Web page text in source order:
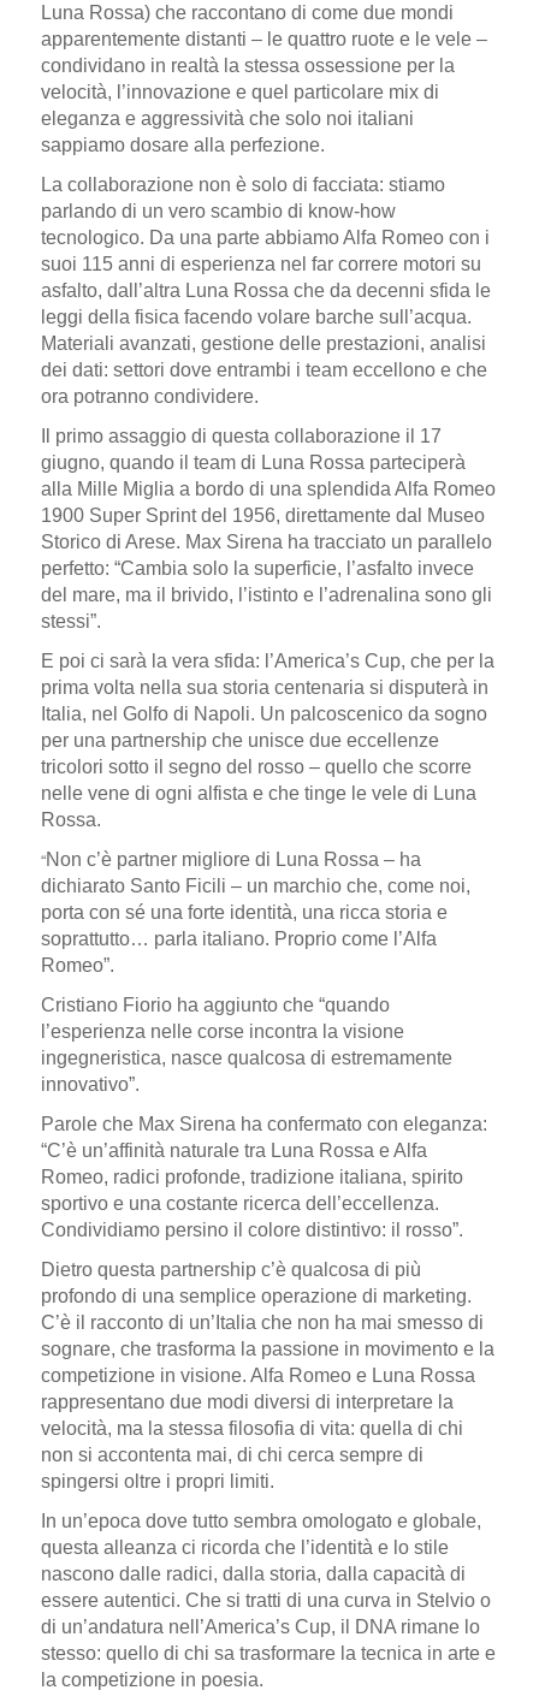
Luna Rossa) che raccontano di come due mondi
apparentemente distanti – le quattro ruote e le vele –
condividano in realtà la stessa ossessione per la
velocità, l’innovazione e quel particolare mix di
eleganza e aggressività che solo noi italiani
sappiamo dosare alla perfezione.
La collaborazione non è solo di facciata: stiamo
parlando di un vero scambio di know-how
tecnologico. Da una parte abbiamo Alfa Romeo con i
suoi 115 anni di esperienza nel far correre motori su
asfalto, dall’altra Luna Rossa che da decenni sfida le
leggi della fisica facendo volare barche sull’acqua.
Materiali avanzati, gestione delle prestazioni, analisi
dei dati: settori dove entrambi i team eccellono e che
ora potranno condividere.
Il primo assaggio di questa collaborazione il 17
giugno, quando il team di Luna Rossa parteciperà
alla Mille Miglia a bordo di una splendida Alfa Romeo
1900 Super Sprint del 1956, direttamente dal Museo
Storico di Arese. Max Sirena ha tracciato un parallelo
perfetto: “Cambia solo la superficie, l’asfalto invece
del mare, ma il brivido, l’istinto e l’adrenalina sono gli
stessi”.
E poi ci sarà la vera sfida: l’America’s Cup, che per la
prima volta nella sua storia centenaria si disputerà in
Italia, nel Golfo di Napoli. Un palcoscenico da sogno
per una partnership che unisce due eccellenze
tricolori sotto il segno del rosso – quello che scorre
nelle vene di ogni alfista e che tinge le vele di Luna
Rossa.
“Non c’è partner migliore di Luna Rossa – ha
dichiarato Santo Ficili – un marchio che, come noi,
porta con sé una forte identità, una ricca storia e
soprattutto… parla italiano. Proprio come l’Alfa
Romeo”.
Cristiano Fiorio ha aggiunto che “quando
l’esperienza nelle corse incontra la visione
ingegneristica, nasce qualcosa di estremamente
innovativo”.
Parole che Max Sirena ha confermato con eleganza:
“C’è un’affinità naturale tra Luna Rossa e Alfa
Romeo, radici profonde, tradizione italiana, spirito
sportivo e una costante ricerca dell’eccellenza.
Condividiamo persino il colore distintivo: il rosso”.
Dietro questa partnership c’è qualcosa di più
profondo di una semplice operazione di marketing.
C’è il racconto di un’Italia che non ha mai smesso di
sognare, che trasforma la passione in movimento e la
competizione in visione. Alfa Romeo e Luna Rossa
rappresentano due modi diversi di interpretare la
velocità, ma la stessa filosofia di vita: quella di chi
non si accontenta mai, di chi cerca sempre di
spingersi oltre i propri limiti.
In un’epoca dove tutto sembra omologato e globale,
questa alleanza ci ricorda che l’identità e lo stile
nascono dalle radici, dalla storia, dalla capacità di
essere autentici. Che si tratti di una curva in Stelvio o
di un’andatura nell’America’s Cup, il DNA rimane lo
stesso: quello di chi sa trasformare la tecnica in arte e
la competizione in poesia.